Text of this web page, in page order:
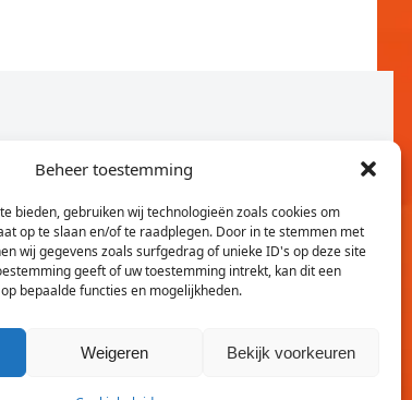
Beheer toestemming
bieden, gebruiken wij technologieën zoals cookies om
op te slaan en/of te raadplegen. Door in te stemmen met
wij gegevens zoals surfgedrag of unieke ID's op deze site
geeft of uw toestemming intrekt, kan dit een
bepaalde functies en mogelijkheden.
Weigeren Bekijk voorkeuren
Twitter